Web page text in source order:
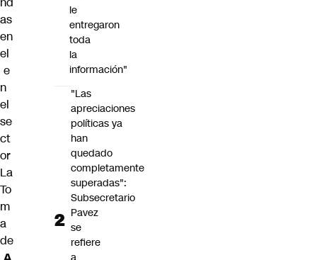
as
en
el
e
n
el
se
ct
or
La
To
m
a
de
le
entregaron
toda
la
información"
"Las
apreciaciones
políticas ya
han
quedado
completamente
superadas":
Subsecretario
Pavez
se
refiere
a